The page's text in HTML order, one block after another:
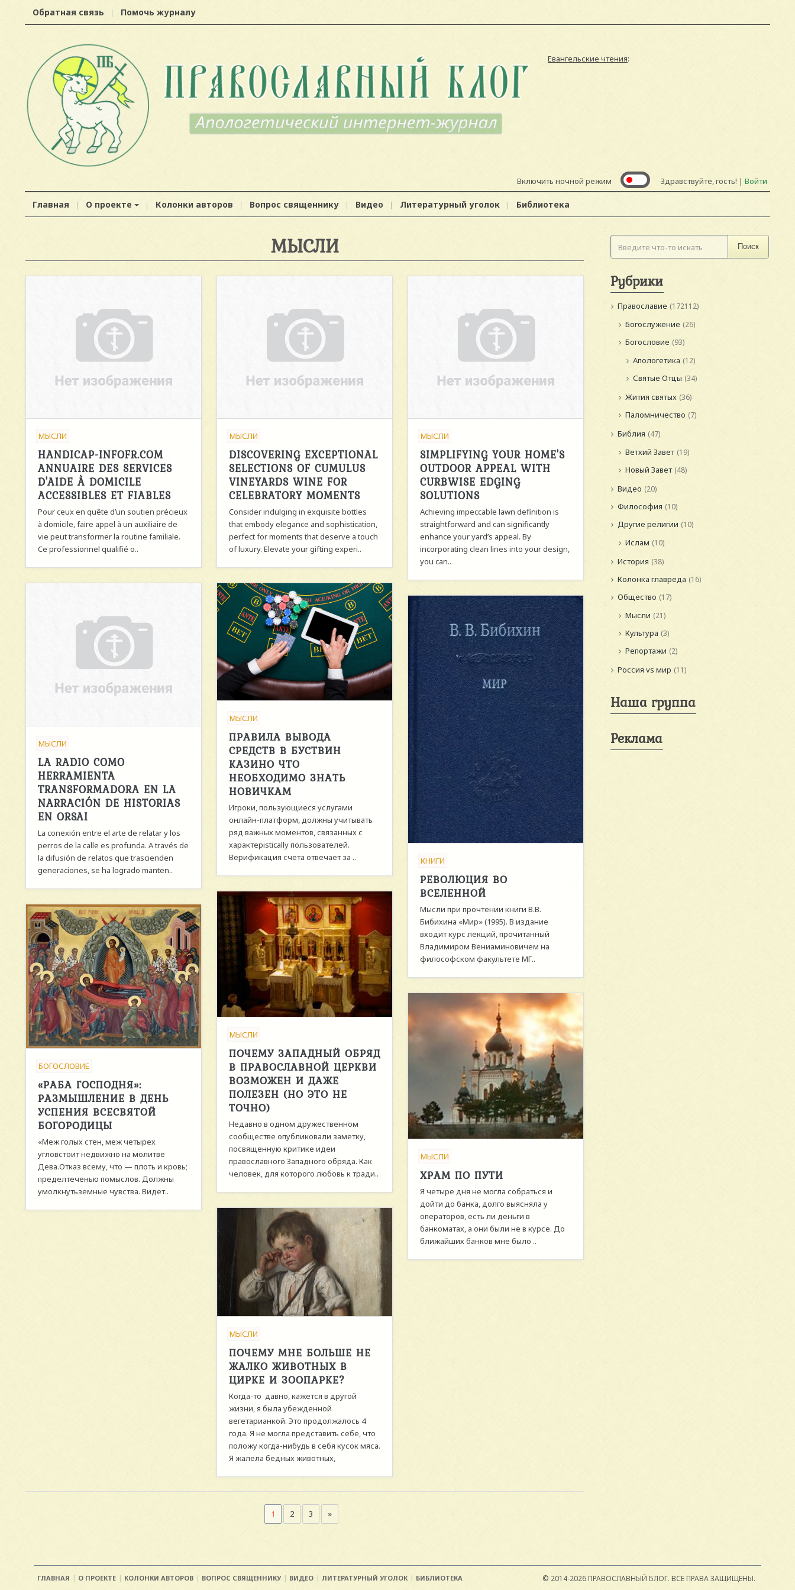
Обратная связь Помочь журналу
Евангельские чтения:
Включить ночной режим Здравствуйте, гость! | Войти
Главная О проекте Колонки авторов Вопрос священнику Видео Литературный уголок Библиотека
МЫСЛИ
МЫСЛИ
HANDICAP-INFOFR.COM
ANNUAIRE DES SERVICES
D'AIDE À DOMICILE
ACCESSIBLES ET FIABLES
Pour ceux en quête d’un soutien précieux
à domicile, faire appel à un auxiliaire de
vie peut transformer la routine familiale.
Ce professionnel qualifié o..
МЫСЛИ
DISCOVERING EXCEPTIONAL
SELECTIONS OF CUMULUS
VINEYARDS WINE FOR
CELEBRATORY MOMENTS
Consider indulging in exquisite bottles
that embody elegance and sophistication,
perfect for moments that deserve a touch
of luxury. Elevate your gifting experi..
МЫСЛИ
SIMPLIFYING YOUR HOME'S
OUTDOOR APPEAL WITH
CURBWISE EDGING
SOLUTIONS
Achieving impeccable lawn definition is
straightforward and can significantly
enhance your yard’s appeal. By
incorporating clean lines into your design,
you can..
МЫСЛИ
LA RADIO COMO
HERRAMIENTA
TRANSFORMADORA EN LA
NARRACIÓN DE HISTORIAS
EN ORSAI
La conexión entre el arte de relatar y los
perros de la calle es profunda. A través de
la difusión de relatos que trascienden
generaciones, se ha logrado manten..
МЫСЛИ
ПРАВИЛА ВЫВОДА
СРЕДСТВ В БУСТВИН
КАЗИНО ЧТО
НЕОБХОДИМО ЗНАТЬ
НОВИЧКАМ
Игроки, пользующиеся услугами
онлайн-платформ, должны учитывать
ряд важных моментов, связанных с
характерistically пользователей.
Верификация счета отвечает за ..
КНИГИ
РЕВОЛЮЦИЯ ВО
ВСЕЛЕННОЙ
Мысли при прочтении книги В.В.
Бибихина «Мир» (1995). В издание
входит курс лекций, прочитанный
Владимиром Вениаминовичем на
философском факультете МГ..
МЫСЛИ
ПОЧЕМУ ЗАПАДНЫЙ ОБРЯД
В ПРАВОСЛАВНОЙ ЦЕРКВИ
ВОЗМОЖЕН И ДАЖЕ
ПОЛЕЗЕН (НО ЭТО НЕ
ТОЧНО)
Недавно в одном дружественном
сообществе опубликовали заметку,
посвященную критике идеи
православного Западного обряда. Как
человек, для которого любовь к тради..
БОГОСЛОВИЕ
«РАБА ГОСПОДНЯ»:
РАЗМЫШЛЕНИЕ В ДЕНЬ
УСПЕНИЯ ВСЕСВЯТОЙ
БОГОРОДИЦЫ
«Меж голых стен, меж четырех
угловстоит недвижно на молитве
Дева.Отказ всему, что — плоть и кровь;
пределтеченью помыслов. Должны
умолкнутьземные чувства. Видет..
МЫСЛИ
ХРАМ ПО ПУТИ
Я четыре дня не могла собраться и
дойти до банка, долго выясняла у
операторов, есть ли деньги в
банкоматах, а они были не в курсе. До
ближайших банков мне было ..
МЫСЛИ
ПОЧЕМУ МНЕ БОЛЬШЕ НЕ
ЖАЛКО ЖИВОТНЫХ В
ЦИРКЕ И ЗООПАРКЕ?
Когда-то давно, кажется в другой
жизни, я была убежденной
вегетарианкой. Это продолжалось 4
года. Я не могла представить себе, что
положу когда-нибудь в себя кусок мяса.
Я жалела бедных животных,
1 2 3 »
Поиск
Рубрики
Православие (172112)
Богослужение (26)
Богословие (93)
Апологетика (12)
Святые Отцы (34)
Жития святых (36)
Паломничество (7)
Библия (47)
Ветхий Завет (19)
Новый Завет (48)
Видео (20)
Философия (10)
Другие религии (10)
Ислам (10)
История (38)
Колонка главреда (16)
Общество (17)
Мысли (21)
Культура (3)
Репортажи (2)
Россия vs мир (11)
Наша группа
Реклама
ГЛАВНАЯ О ПРОЕКТЕ КОЛОНКИ АВТОРОВ ВОПРОС СВЯЩЕННИКУ ВИДЕО ЛИТЕРАТУРНЫЙ УГОЛОК БИБЛИОТЕКА © 2014-2026 ПРАВОСЛАВНЫЙ БЛОГ. ВСЕ ПРАВА ЗАЩИЩЕНЫ.